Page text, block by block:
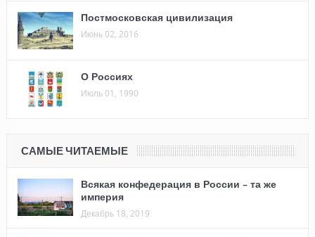
Постмосковская цивилизация
Июнь 02, 2016
О Россиях
Июль 01, 1990
САМЫЕ ЧИТАЕМЫЕ
Всякая конфедерация в России – та же
империя
Декабрь 18, 2019